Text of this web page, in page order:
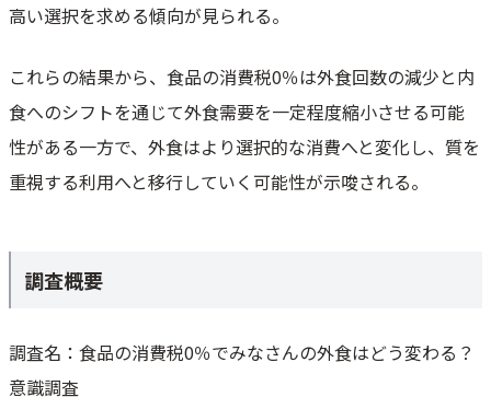
高い選択を求める傾向が見られる。
これらの結果から、食品の消費税0％は外食回数の減少と内
食へのシフトを通じて外食需要を一定程度縮小させる可能
性がある一方で、外食はより選択的な消費へと変化し、質を
重視する利用へと移行していく可能性が示唆される。
調査概要
調査名：食品の消費税0％でみなさんの外食はどう変わる？
意識調査